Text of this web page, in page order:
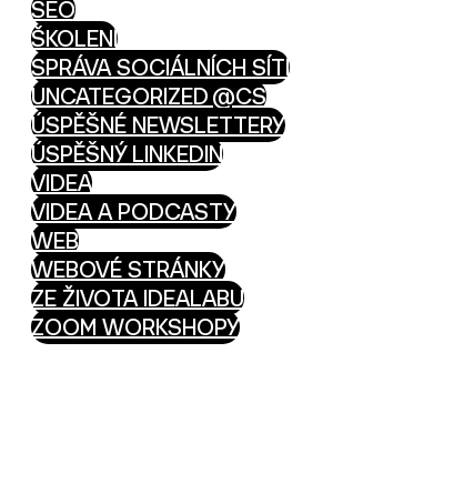
SEO
ŠKOLENÍ
SPRÁVA SOCIÁLNÍCH SÍTÍ
UNCATEGORIZED @CS
ÚSPĚŠNÉ NEWSLETTERY
ÚSPĚŠNÝ LINKEDIN
VIDEA
VIDEA A PODCASTY
WEB
WEBOVÉ STRÁNKY
ZE ŽIVOTA IDEALABU
ZOOM WORKSHOPY